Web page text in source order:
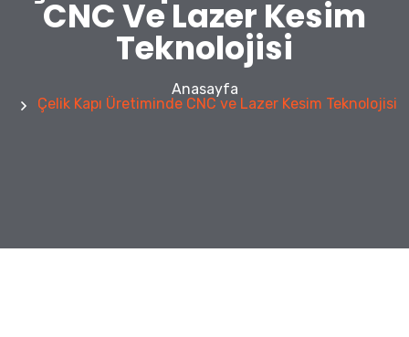
CNC Ve Lazer Kesim
Teknolojisi
Anasayfa
Çelik Kapı Üretiminde CNC ve Lazer Kesim Teknolojisi